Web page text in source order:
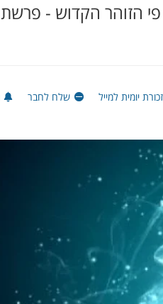
הזוהר הקדוש - פרשת
יומית למייל שלח לחבר